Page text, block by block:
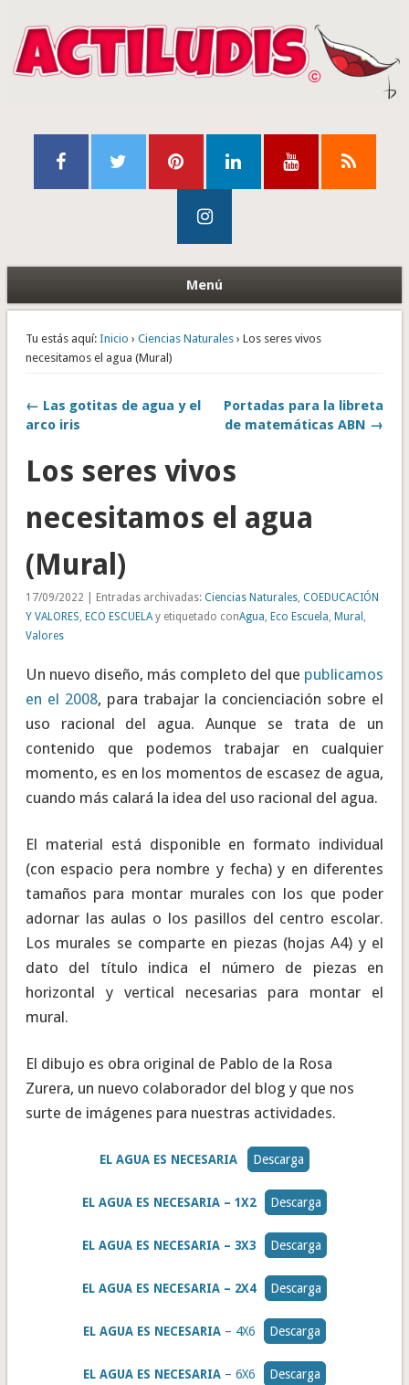
Menú
Tu estás aquí: Inicio › Ciencias Naturales› Los seres vivos
necesitamos el agua (Mural)
← Las gotitas de agua y el
arco iris
Portadas para la libreta
de matemáticas ABN →
Los seres vivos
necesitamos el agua
(Mural)
17/09/2022 | Entradas archivadas: Ciencias Naturales, COEDUCACIÓN
Y VALORES, ECO ESCUELAy etiquetado conAgua, Eco Escuela, Mural ,
Valores
Un nuevo diseño, más completo del que publicamos
en el 2008, para trabajar la concienciación sobre el
uso racional del agua. Aunque se trata de un
contenido que podemos trabajar en cualquier
momento, es en los momentos de escasez de agua,
cuando más calará la idea del uso racional del agua.
El material está disponible en formato individual
(con espacio pera nombre y fecha) y en diferentes
tamaños para montar murales con los que poder
adornar las aulas o los pasillos del centro escolar.
Los murales se comparte en piezas (hojas A4) y el
dato del título indica el número de piezas en
horizontal y vertical necesarias para montar el
mural.
El dibujo es obra original de Pablo de la Rosa
Zurera, un nuevo colaborador del blog y que nos
surte de imágenes para nuestras actividades.
EL AGUA ES NECESARIA Descarga
EL AGUA ES NECESARIA – 1X2 Descarga
EL AGUA ES NECESARIA – 3X3 Descarga
EL AGUA ES NECESARIA – 2X4 Descarga
EL AGUA ES NECESARIA– 4X6 Descarga
EL AGUA ES NECESARIA– 6X6 Descarga